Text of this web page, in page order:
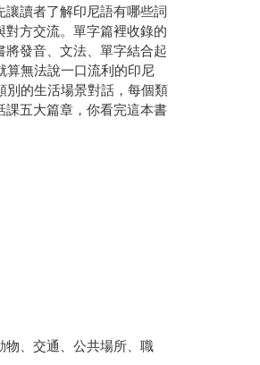
讀者了解印尼語有哪些詞
方交流。單字篇裡收錄的
發音、文法、單字結合起
算無法說一口流利的印尼
別的生活場景對話，每個類
課五大篇章，你看完這本書
物、交通、公共場所、職